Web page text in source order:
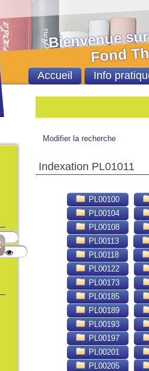
Modifier la recherche
Indexation PL01011
PL00100
PL00104
PL00108
PL00113
PL00118
PL00122
PL00173
PL00185
PL00189
PL00193
PL00197
PL00201
PL00205
Bienvenue sur
Fond Thèses
Accueil Info